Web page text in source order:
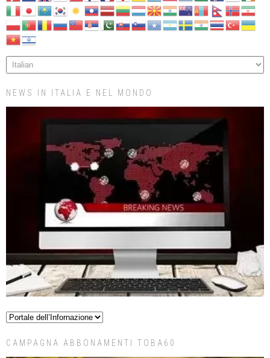
NEWS IN ITALIA E NEL MONDO
CAMPAGNA ABBONAMENTI TOBA60